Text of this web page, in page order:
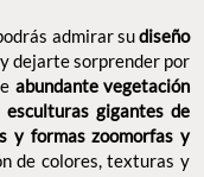
admirar sudiseño
dejarte sorprender por
abundante vegetación
esculturas gigantes de
y formas zoomorfas y
de colores, texturas y